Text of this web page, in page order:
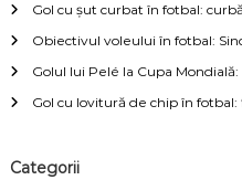
Gol cu șut curbat în fotbal:
Obiectivul voleului în fotbal:
Golul lui Pelé la Cupa
Gol cu lovitură de chip în
Categorii